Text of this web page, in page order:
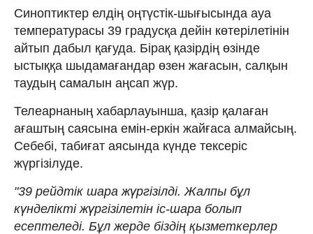
Синоптиктер елдің оңтүстік-шығысында ауа
температурасы 39 градусқа дейін көтерілетінін
айтып дабыл қағуда. Бірақ қазірдің өзінде
ыстыққа шыдамағандар өзен жағасын, салқын
таудың самалын аңсап жүр.
Телеарнаның хабарлауынша, қазір қалаған
ағаштың саясына емін-еркін жайғаса алмайсың.
Себебі, табиғат аясында күнде тексеріс
жүргізілуде.
"39 рейдтік шара жүргізілді. Жалпы бұл
күнделікті жүргізілетін іс-шара болып
есептеледі. Бұл жерде біздің қызметкерлер